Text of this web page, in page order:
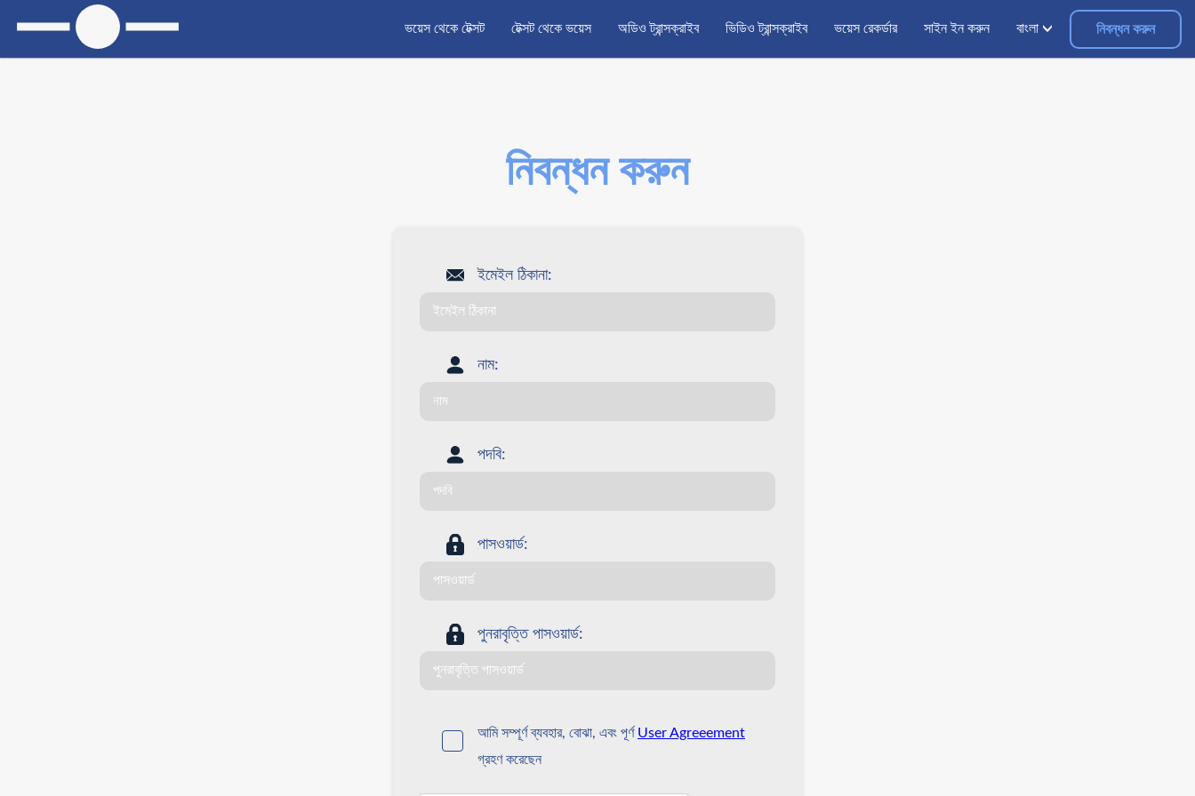
ভয়েস থেকে টেক্সট টেক্সট থেকে ভয়েস অডিও ট্রান্সক্রাইব ভিডিও ট্রান্সক্রাইব ভয়েস রেকর্ডার সাইন ইন করুন বাংলা নিবন্ধন করুন
নিবন্ধন করুন
ইমেইল ঠিকানা:
নাম:
পদবি:
পাসওয়ার্ড:
পুনরাবৃত্তি পাসওয়ার্ড:
আমি সম্পূর্ণ ব্যবহার, বোঝা, এবং পূর্ণ User Agreeement
গ্রহণ করেছেন